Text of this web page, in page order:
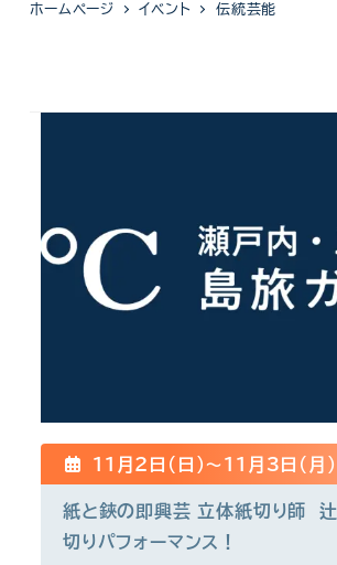
ホームページ イベント 伝統芸能
11月2日(日)〜11月3日(月)
紙と鋏の即興芸 立体紙切り師
切りパフォーマンス！